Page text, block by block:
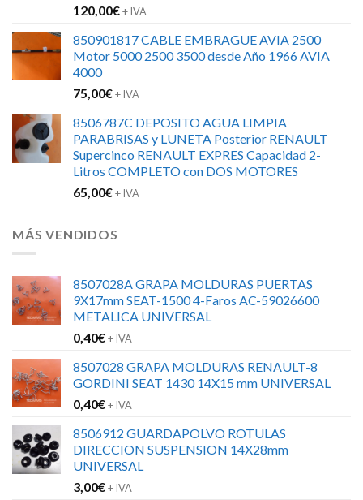
120,00€+ IVA
850901817 CABLE EMBRAGUE AVIA 2500
Motor 5000 2500 3500 desde Año 1966 AVIA
4000
75,00€+ IVA
8506787C DEPOSITO AGUA LIMPIA
PARABRISAS y LUNETA Posterior RENAULT
Supercinco RENAULT EXPRES Capacidad 2-
Litros COMPLETO con DOS MOTORES
65,00€+ IVA
MÁS VENDIDOS
8507028A GRAPA MOLDURAS PUERTAS
9X17mm SEAT-1500 4-Faros AC-59026600
METALICA UNIVERSAL
0,40€+ IVA
8507028 GRAPA MOLDURAS RENAULT-8
GORDINI SEAT 1430 14X15 mm UNIVERSAL
0,40€+ IVA
8506912 GUARDAPOLVO ROTULAS
DIRECCION SUSPENSION 14X28mm
UNIVERSAL
3,00€+ IVA